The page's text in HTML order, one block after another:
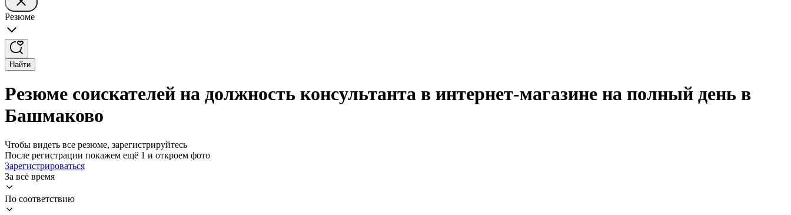
Резюме
Найти
Резюме соискателей на должность консультанта в интернет-магазине на полный день в
Башмаково
Чтобы видеть все резюме, зарегистрируйтесь
После регистрации покажем ещё 1 и откроем фото
Зарегистрироваться
За всё время
По соответствию